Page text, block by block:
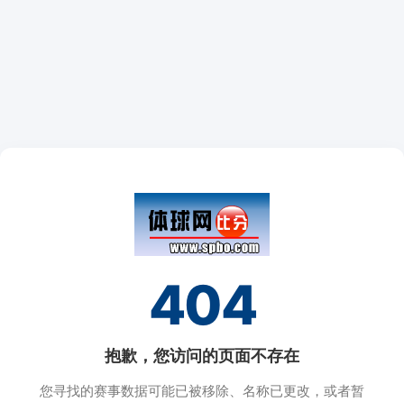
404
抱歉，您访问的页面不存在
您寻找的赛事数据可能已被移除、名称已更改，或者暂